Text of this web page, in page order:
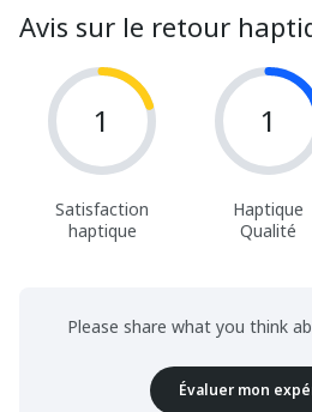
Avis sur le retour
1
Satisfaction
haptique
1
Haptique
Qualité
Please share what you think
Évaluer mon